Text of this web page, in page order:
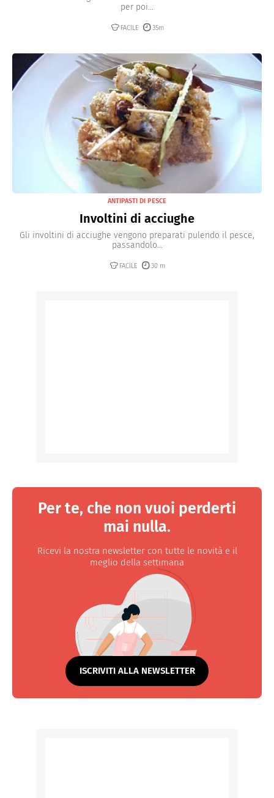
per poi...
FACILE 35m
ANTIPASTI DI PESCE
Involtini di acciughe
Gli involtini di acciughe vengono preparati pulendo il pesce,
passandolo...
FACILE 30 m
Per te, che non vuoi perderti
mai nulla.
Ricevi la nostra newsletter con tutte le novità e il
meglio della settimana
ISCRIVITI ALLA NEWSLETTER